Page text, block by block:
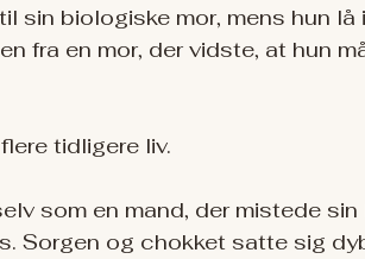
sin biologiske mor, mens hun lå
fra en mor, der vidste, at hun
tidligere liv.
som en mand, der mistede
Sorgen og chokket satte sig